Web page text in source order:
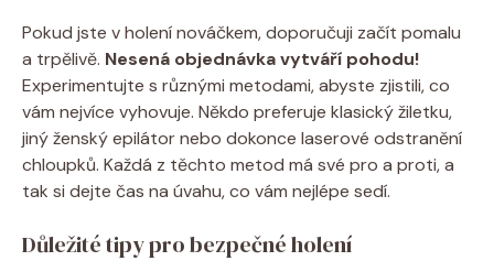
Pokud jste v holení nováčkem, doporučuji začít pomalu
a trpělivě. Nesená objednávka vytváří pohodu!
Experimentujte s různými metodami, abyste zjistili, co
vám nejvíce vyhovuje. Někdo preferuje klasický žiletku,
jiný ženský epilátor nebo dokonce laserové odstranění
chloupků. Každá z těchto metod má své pro a proti, a
tak si dejte čas na úvahu, co vám nejlépe sedí.
Důležité tipy pro bezpečné holení